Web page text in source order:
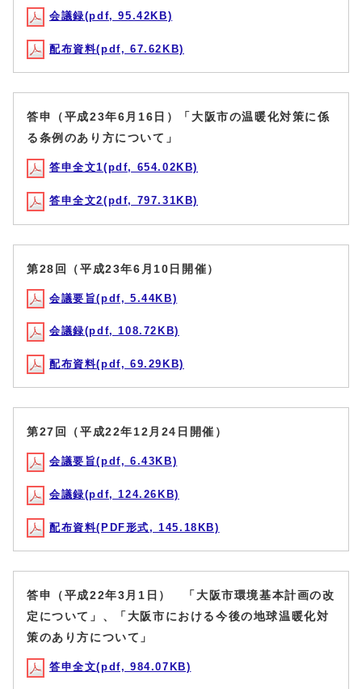
会議録(pdf, 95.42KB)
配布資料(pdf, 67.62KB)
答申（平成23年6月16日）「大阪市の温暖化対策に係
る条例のあり方について」
答申全文1(pdf, 654.02KB)
答申全文2(pdf, 797.31KB)
第28回（平成23年6月10日開催）
会議要旨(pdf, 5.44KB)
会議録(pdf, 108.72KB)
配布資料(pdf, 69.29KB)
第27回（平成22年12月24日開催）
会議要旨(pdf, 6.43KB)
会議録(pdf, 124.26KB)
配布資料(PDF形式, 145.18KB)
答申（平成22年3月1日） 「大阪市環境基本計画の改
定について」、「大阪市における今後の地球温暖化対
策のあり方について」
答申全文(pdf, 984.07KB)